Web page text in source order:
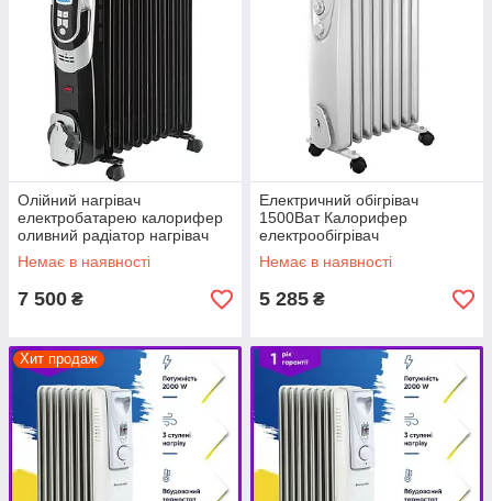
Олійний нагрівач
електробатарею калорифер
оливний радіатор нагрівач
оливний електричний
Немає в наявності
7 500 ₴
Електричний обігрівач
1500Ват Калорифер
електрообігрівач
Портативний обігрівач
Конвектор
Немає в наявності
5 285 ₴
Хит продаж